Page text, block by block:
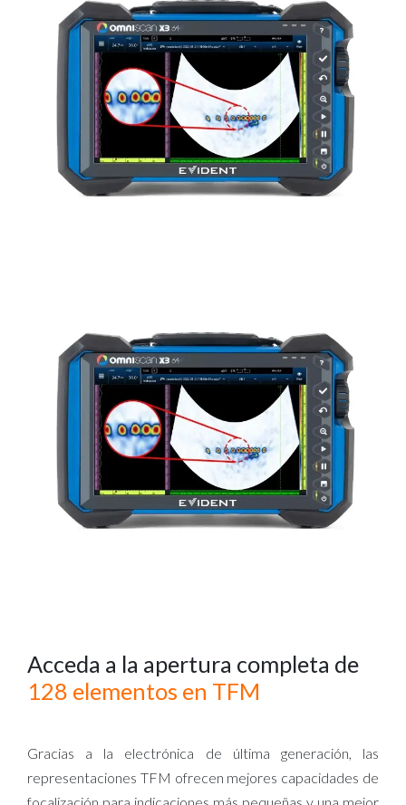
Acceda a la apertura completa de
128 elementos en TFM
Gracias a la electrónica de última generación, las
representaciones TFM ofrecen mejores capacidades de